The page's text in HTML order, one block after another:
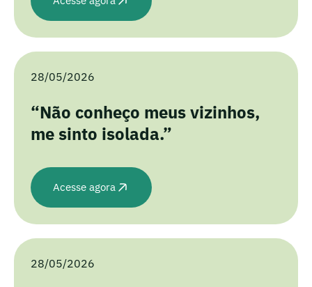
28/05/2026
“Não conheço meus vizinhos,
me sinto isolada.”
Acesse agora
28/05/2026